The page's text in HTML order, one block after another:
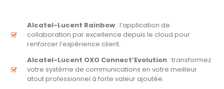
Alcatel-Lucent Rainbow: l’application de
collaboration par excellence depuis le cloud pour
renforcer l’expérience client.
Alcatel-Lucent OXO Connect’Evolution: transformez
votre système de communications en votre meilleur
atout professionnel à forte valeur ajoutée.